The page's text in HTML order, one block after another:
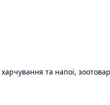
та напої,